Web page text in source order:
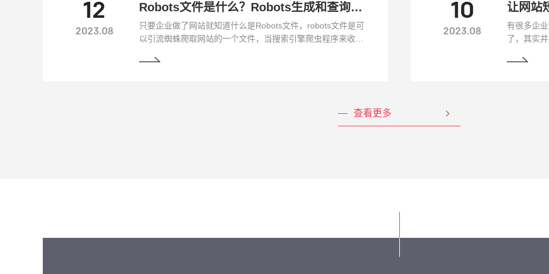
12
2023.08
Robots文件是什么？Robots生成和查询方案
只要企业做了网站就知道什么是Robots文件，robots文件是可
以引流蜘蛛爬取网站的一个文件，当搜索引擎爬虫程序来收集
或者其他，就需要制定这么一个文件，来限制蜘蛛的爬取，这
10
2023.08
让网站
有很多企
了，其实
录有什么
查看更多